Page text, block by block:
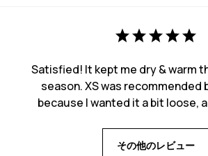
Satisfied! It kept me dry & warm
season. XS was recommended
because I wanted it a bit loose,
その他のレビュー